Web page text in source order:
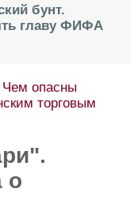
бунт.
главу ФИФА
Чем опасны
торговым
о